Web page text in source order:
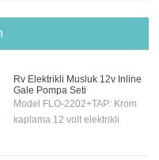
Rv Elektrikli Musluk 12v Inline
Gale Pompa Seti
Model FLO-2202+TAP: Krom
kaplama 12 volt elektrikli